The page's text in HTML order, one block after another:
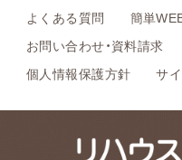
よくある質問
簡単
お問い合わせ・資料請求
個人情報保護方針
サ